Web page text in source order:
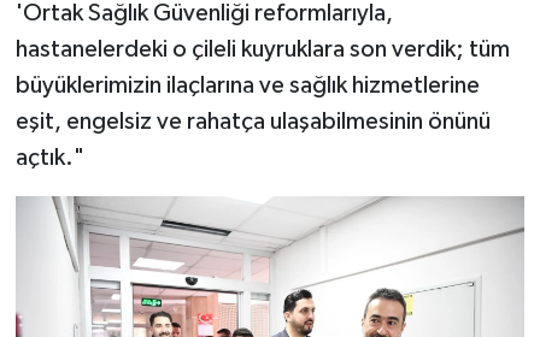
'Ortak Sağlık Güvenliği reformlarıyla,
hastanelerdeki o çileli kuyruklara son verdik; tüm
büyüklerimizin ilaçlarına ve sağlık hizmetlerine
eşit, engelsiz ve rahatça ulaşabilmesinin önünü
açtık."